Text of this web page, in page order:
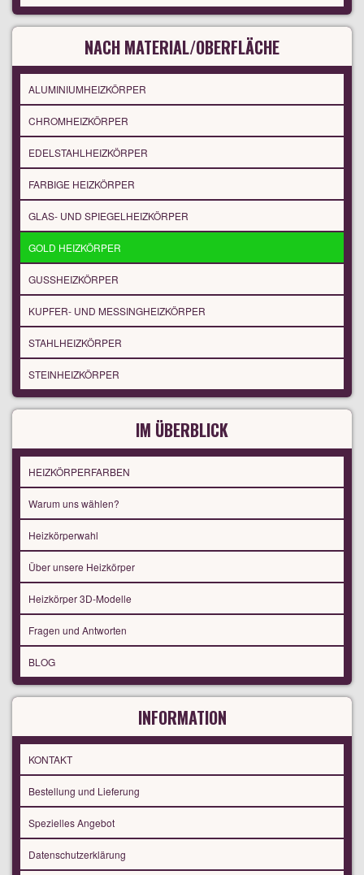
NACH MATERIAL/OBERFLÄCHE
ALUMINIUMHEIZKÖRPER
CHROMHEIZKÖRPER
EDELSTAHLHEIZKÖRPER
FARBIGE HEIZKÖRPER
GLAS- UND SPIEGELHEIZKÖRPER
GOLD HEIZKÖRPER
GUSSHEIZKÖRPER
KUPFER- UND MESSINGHEIZKÖRPER
STAHLHEIZKÖRPER
STEINHEIZKÖRPER
IM ÜBERBLICK
HEIZKÖRPERFARBEN
Warum uns wählen?
Heizkörperwahl
Über unsere Heizkörper
Heizkörper 3D-Modelle
Fragen und Antworten
BLOG
INFORMATION
KONTAKT
Bestellung und Lieferung
Spezielles Angebot
Datenschutzerklärung